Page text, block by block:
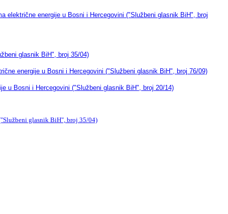
električne energije u Bosni i Hercegovini ("Službeni glasnik BiH", broj
glasnik BiH", broj 35/04)
energije u Bosni i Hercegovini ("Službeni glasnik BiH", broj 76/09)
u Bosni i Hercegovini ("Službeni glasnik BiH", broj 20/14)
glasnik BiH", broj 35/04)